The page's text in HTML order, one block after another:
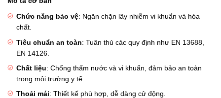
Chức năng bảo vệ: Ngăn chặn lây nhiễm vi khuẩn và hóa
chất.
Tiêu chuẩn an toàn: Tuân thủ các quy định như EN 13688,
EN 14126.
Chất liệu: Chống thấm nước và vi khuẩn, đảm bảo an toàn
trong môi trường y tế.
Thoải mái: Thiết kế phù hợp, dễ dàng cử động.